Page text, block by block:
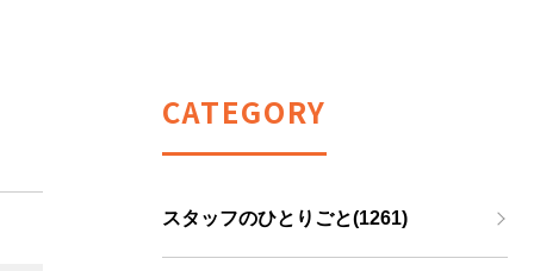
CATEGORY
スタッフのひとりごと(1261)